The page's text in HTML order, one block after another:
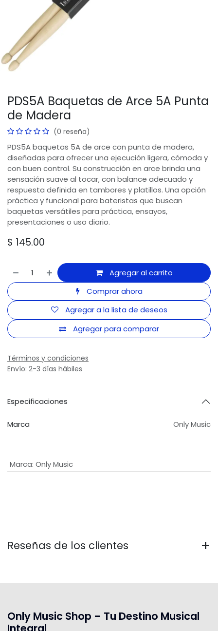
PDS5A Baquetas de Arce 5A Punta
de Madera
(0 reseña)
PDS5A baquetas 5A de arce con punta de madera,
diseñadas para ofrecer una ejecución ligera, cómoda y
con buen control. Su construcción en arce brinda una
sensación suave al tocar, con balance adecuado y
respuesta definida en tambores y platillos. Una opción
práctica y funcional para bateristas que buscan
baquetas versátiles para práctica, ensayos,
presentaciones o uso diario.
$ 145.00
Agregar al carrito
Comprar ahora
Agregar para comparar
Agregar a la lista de deseos
Términos y condiciones
Envío: 2-3 días hábiles
Especificaciones
Marca Only Music
Marca: Only Music
Reseñas de los clientes
Only Music Shop – Tu Destino Musical